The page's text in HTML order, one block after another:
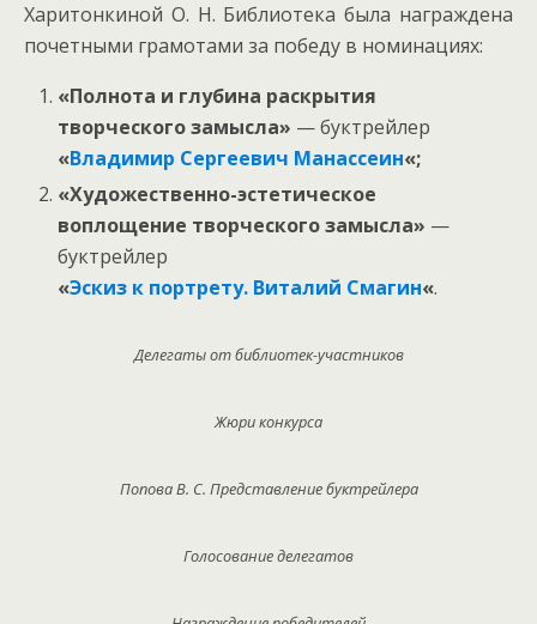
Харитонкиной О. Н. Библиотека была награждена
почетными грамотами за победу в номинациях:
«Полнота и глубина раскрытия
творческого замысла» — буктрейлер
«Владимир Сергеевич Манассеин«;
«Художественно-эстетическое
воплощение творческого замысла» —
буктрейлер
«Эскиз к портрету. Виталий Смагин«.
Делегаты от библиотек-участников
Жюри конкурса
Попова В. С. Представление буктрейлера
Голосование делегатов